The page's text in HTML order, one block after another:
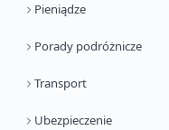
Pieniądze
Porady podróżnicze
Transport
Ubezpieczenie